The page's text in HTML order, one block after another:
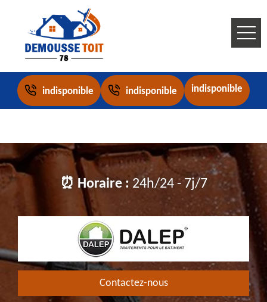
indisponible indisponible indisponible
⏰ Horaire : 24h/24 - 7j/7
Contactez-nous